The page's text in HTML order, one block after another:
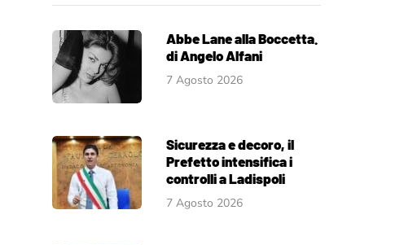
Abbe Lane alla Boccetta.
di Angelo Alfani
7 Agosto 2026
Sicurezza e decoro, il
Prefetto intensifica i
controlli a Ladispoli
7 Agosto 2026